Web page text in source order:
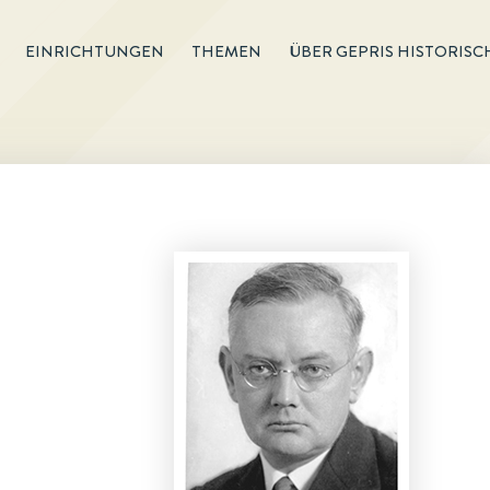
EINRICHTUNGEN THEMEN ÜBER GEPRIS